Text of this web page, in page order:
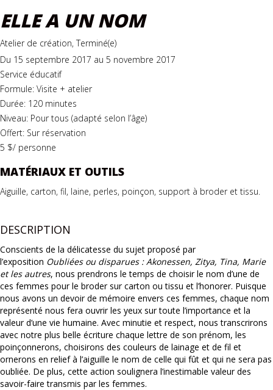
ELLE A UN NOM
Atelier de création, Terminé(e)
Du 15 septembre 2017 au 5 novembre 2017
Service éducatif
Formule: Visite + atelier
Durée: 120 minutes
Niveau: Pour tous (adapté selon l’âge)
Offert: Sur réservation
5 $/ personne
MATÉRIAUX ET OUTILS
Aiguille, carton, fil, laine, perles, poinçon, support à broder et tissu.
DESCRIPTION
Conscients de la délicatesse du sujet proposé par
l’exposition Oubliées ou disparues : Akonessen, Zitya, Tina, Marie
et les autres, nous prendrons le temps de choisir le nom d’une de
ces femmes pour le broder sur carton ou tissu et l’honorer. Puisque
nous avons un devoir de mémoire envers ces femmes, chaque nom
représenté nous fera ouvrir les yeux sur toute l’importance et la
valeur d’une vie humaine. Avec minutie et respect, nous transcrirons
avec notre plus belle écriture chaque lettre de son prénom, les
poinçonnerons, choisirons des couleurs de lainage et de fil et
ornerons en relief à l’aiguille le nom de celle qui fût et qui ne sera pas
oubliée. De plus, cette action soulignera l’inestimable valeur des
savoir-faire transmis par les femmes.